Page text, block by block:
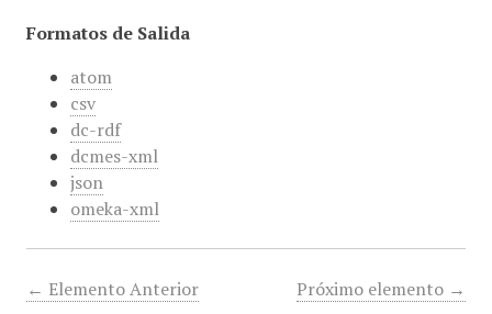
Formatos de Salida
atom
csv
dc-rdf
dcmes-xml
json
omeka-xml
← Elemento Anterior Próximo elemento →